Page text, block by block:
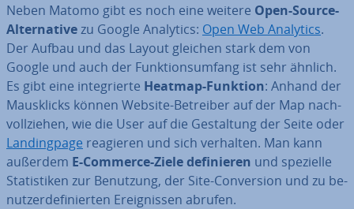
Neben Matomo gibt es noch eine weitere Open-Source-
Al­ter­na­ti­vezu Google Analytics: Open Web Analytics.
Der Aufbau und das Layout gleichen stark dem von
Google und auch der Funk­ti­ons­um­fang ist sehr ähnlich.
Es gibt eine in­te­grier­te Heatmap-Funktion: Anhand der
Maus­klicks können Website-Betreiber auf der Map nach­
voll­zie­hen, wie die User auf die Ge­stal­tung der Seite oder
Landing­pa­ge reagieren und sich verhalten. Man kann
außerdem E-Commerce-Ziele de­fi­nie­ren und spezielle
Sta­tis­ti­ken zur Benutzung, der Site-Con­ver­si­on und zu be­
nut­zer­de­fi­nier­ten Er­eig­nis­sen abrufen.